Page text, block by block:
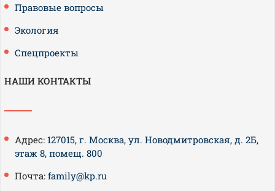
Правовые вопросы
Экология
Спецпроекты
НАШИ КОНТАКТЫ
Адрес: 127015, г. Москва, ул. Новодмитровская, д. 2Б,
этаж 8, помещ. 800
Почта: family@kp.ru